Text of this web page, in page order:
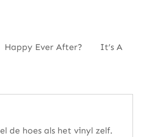
Ever After? It’s A
de hoes als het vinyl zelf.